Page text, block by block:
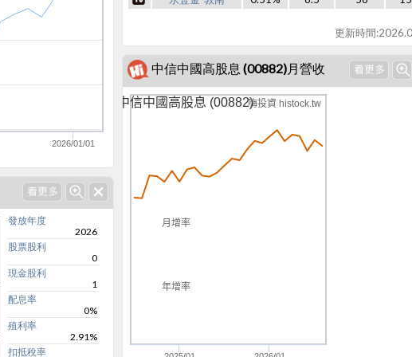
更新時間
2026/01/01
中信中國高股息 (00882)月營收
月增率
年增率
中信中國高股息 (00882)嗨投資 histock.tw
發放年度
2026
股票股利
0
現金股利
1
配息率
0%
殖利率
2.91%
扣抵稅率